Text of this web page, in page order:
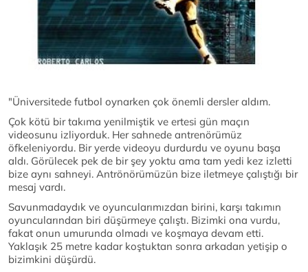
"Üniversitede futbol oynarken çok önemli dersler aldım.
Çok kötü bir takıma yenilmiştik ve ertesi gün maçın
videosunu izliyorduk. Her sahnede antrenörümüz
öfkeleniyordu. Bir yerde videoyu durdurdu ve oyunu başa
aldı. Görülecek pek de bir şey yoktu ama tam yedi kez izletti
bize aynı sahneyi. Antrönörümüzün bize iletmeye çalıştığı bir
mesaj vardı.
Savunmadaydık ve oyuncularımızdan birini, karşı takımın
oyuncularından biri düşürmeye çalıştı. Bizimki ona vurdu,
fakat onun umurunda olmadı ve koşmaya devam etti.
Yaklaşık 25 metre kadar koştuktan sonra arkadan yetişip o
bizimkini düşürdü.